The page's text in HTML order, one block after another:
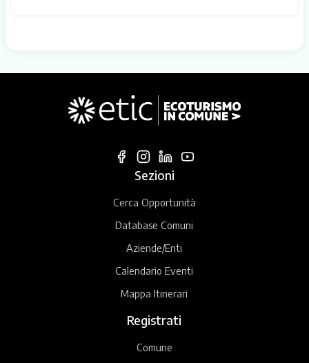
Sezioni
Cerca Opportunità
Database Comuni
Aziende/Enti
Calendario Eventi
Mappa Itinerari
Registrati
Comune